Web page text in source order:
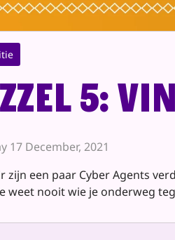
5:
17 December, 2021
zijn een paar Cyber Agents
weet nooit wie je onderweg